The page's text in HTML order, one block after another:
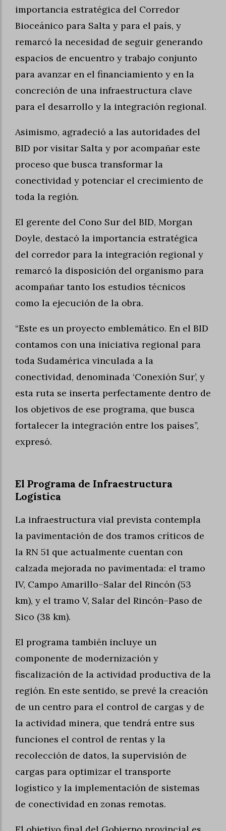
importancia estratégica del Corredor
Bioceánico para Salta y para el país, y
remarcó la necesidad de seguir generando
espacios de encuentro y trabajo conjunto
para avanzar en el financiamiento y en la
concreción de una infraestructura clave
para el desarrollo y la integración regional.
Asimismo, agradeció a las autoridades del
BID por visitar Salta y por acompañar este
proceso que busca transformar la
conectividad y potenciar el crecimiento de
toda la región.
El gerente del Cono Sur del BID, Morgan
Doyle, destacó la importancia estratégica
del corredor para la integración regional y
remarcó la disposición del organismo para
acompañar tanto los estudios técnicos
como la ejecución de la obra.
“Este es un proyecto emblemático. En el BID
contamos con una iniciativa regional para
toda Sudamérica vinculada a la
conectividad, denominada ‘Conexión Sur’, y
esta ruta se inserta perfectamente dentro de
los objetivos de ese programa, que busca
fortalecer la integración entre los países”,
expresó.
El Programa de Infraestructura
Logística
La infraestructura vial prevista contempla
la pavimentación de dos tramos críticos de
la RN 51 que actualmente cuentan con
calzada mejorada no pavimentada: el tramo
IV, Campo Amarillo–Salar del Rincón (53
km), y el tramo V, Salar del Rincón–Paso de
Sico (38 km).
El programa también incluye un
componente de modernización y
fiscalización de la actividad productiva de la
región. En este sentido, se prevé la creación
de un centro para el control de cargas y de
la actividad minera, que tendrá entre sus
funciones el control de rentas y la
recolección de datos, la supervisión de
cargas para optimizar el transporte
logístico y la implementación de sistemas
de conectividad en zonas remotas.